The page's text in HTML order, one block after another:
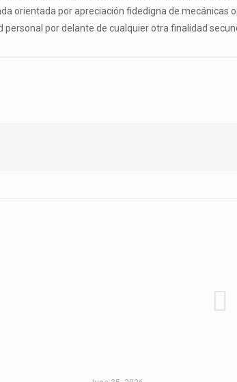
orientada por apreciación fidedigna de
por delante de cualquier otra finalidad